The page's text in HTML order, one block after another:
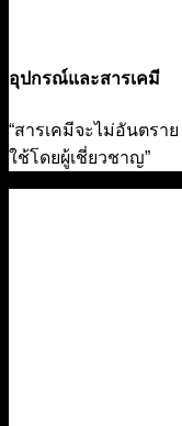
อุปกรณ์และสารเคมี
“สารเคมีจะไม่อันตราย
ใช้โดยผู้เชี่ยวชาญ”